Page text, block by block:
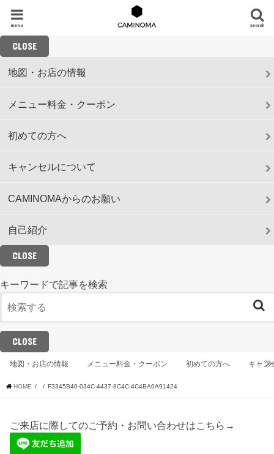
search
menu
CLOSE
地図・お店の情報
メニュー料金・クーポン
初めての方へ
キャンセルについて
CAMINOMAからのお願い
自己紹介
CLOSE
キーワードで記事を検索
CLOSE
地図・お店の情報 メニュー料金・クーポン 初めての方へ キャン
HOME F3345B40-034C-4437-8C4C-4C4BA0A91424
ご来店に際してのご予約・お問い合わせはこちら→